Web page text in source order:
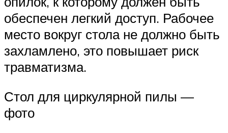
обеспечен легкий доступ. Рабочее
место вокруг стола не должно быть
захламлено, это повышает риск
травматизма.
Стол для циркулярной пилы —
фото